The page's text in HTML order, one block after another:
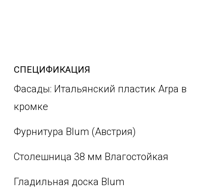
СПЕЦИФИКАЦИЯ
Фасады: Итальянский пластик Arpa в
кромке
Фурнитура Blum (Австрия)
Столешница 38 мм Влагостойкая
Гладильная доска Blum